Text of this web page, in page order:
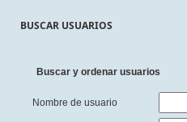
BUSCAR USUARIOS
Buscar y ordenar usuarios
Nombre de usuario